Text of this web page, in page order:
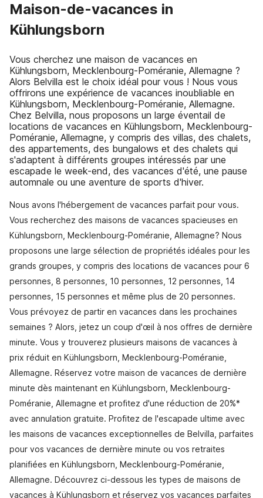
Maison-de-vacances in
Kühlungsborn
Vous cherchez une maison de vacances en
Kühlungsborn, Mecklenbourg-Poméranie, Allemagne ?
Alors Belvilla est le choix idéal pour vous ! Nous vous
offrirons une expérience de vacances inoubliable en
Kühlungsborn, Mecklenbourg-Poméranie, Allemagne.
Chez Belvilla, nous proposons un large éventail de
locations de vacances en Kühlungsborn, Mecklenbourg-
Poméranie, Allemagne, y compris des villas, des chalets,
des appartements, des bungalows et des chalets qui
s'adaptent à différents groupes intéressés par une
escapade le week-end, des vacances d'été, une pause
automnale ou une aventure de sports d'hiver.
Nous avons l'hébergement de vacances parfait pour vous.
Vous recherchez des maisons de vacances spacieuses en
Kühlungsborn, Mecklenbourg-Poméranie, Allemagne? Nous
proposons une large sélection de propriétés idéales pour les
grands groupes, y compris des locations de vacances pour 6
personnes, 8 personnes, 10 personnes, 12 personnes, 14
personnes, 15 personnes et même plus de 20 personnes.
Vous prévoyez de partir en vacances dans les prochaines
semaines ? Alors, jetez un coup d'œil à nos offres de dernière
minute. Vous y trouverez plusieurs maisons de vacances à
prix réduit en Kühlungsborn, Mecklenbourg-Poméranie,
Allemagne. Réservez votre maison de vacances de dernière
minute dès maintenant en Kühlungsborn, Mecklenbourg-
Poméranie, Allemagne et profitez d'une réduction de 20%*
avec annulation gratuite. Profitez de l'escapade ultime avec
les maisons de vacances exceptionnelles de Belvilla, parfaites
pour vos vacances de dernière minute ou vos retraites
planifiées en Kühlungsborn, Mecklenbourg-Poméranie,
Allemagne. Découvrez ci-dessous les types de maisons de
vacances à Kühlungsborn et réservez vos vacances parfaites